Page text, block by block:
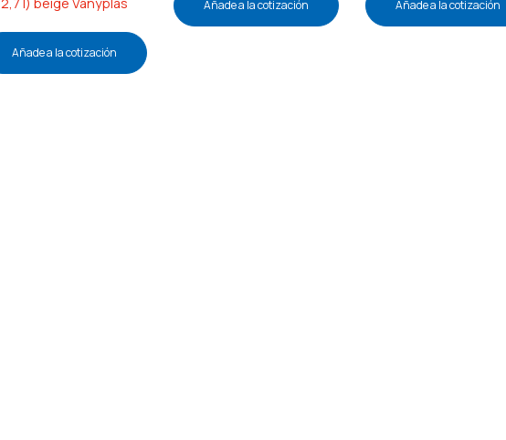
2,7 l) beige Vanyplas
Añade a la cotización
Añade a la cotización Añade a la cotización